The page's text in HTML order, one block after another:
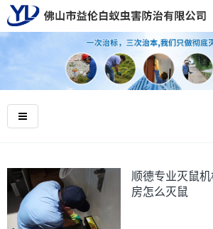
顺德专业灭鼠机
房怎么灭鼠